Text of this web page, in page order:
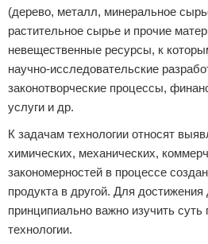
(дерево, металл, минеральное
растительное сырье и прочие
невещественные ресурсы, к
научно-исследовательские
законотворческие процессы,
услуги и др.
К задачам технологии относят
химических, механических,
закономерностей в процессе
продукта в другой. Для
принципиально важно изучить суть
технологии.